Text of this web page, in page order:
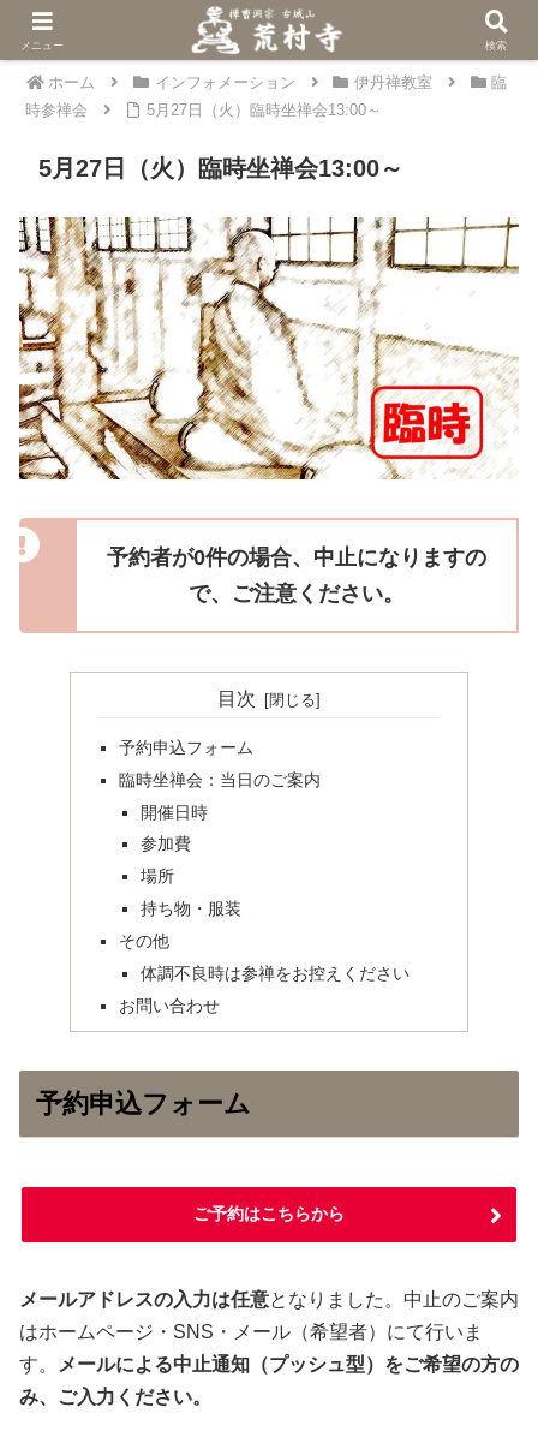
ホーム インフォメーション 伊丹禅教室
臨
時参禅会
5月27日（火）臨時坐禅会13:00～
5月27日（火）臨時坐禅会13:00～
予約者が0件の場合、中止になりますの
で、ご注意ください。
目次
予約申込フォーム
臨時坐禅会：当日のご案内
開催日時
参加費
場所
持ち物・服装
その他
体調不良時は参禅をお控えください
お問い合わせ
予約申込フォーム
ご予約はこちらから
メールアドレスの入力は任意となりました。中止のご案内
はホームページ・SNS・メール（希望者）にて行いま
す。
メールによる中止通知（プッシュ型）をご希望の方の
み、ご入力ください。
メニュー 検索